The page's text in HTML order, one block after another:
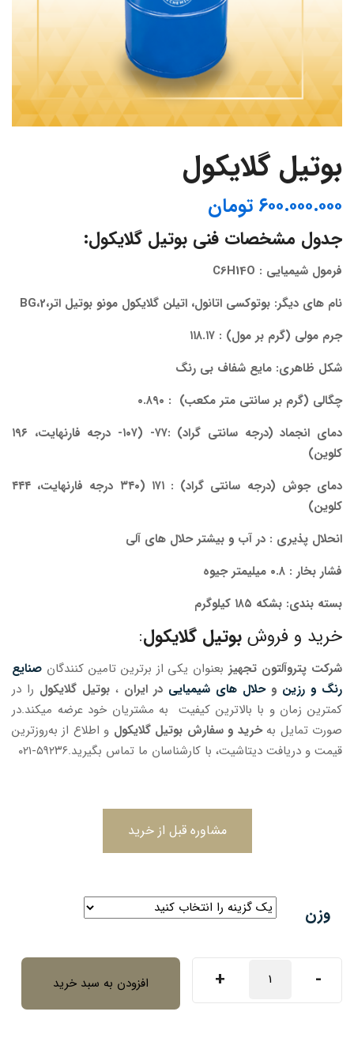
بوتیل گلایکول
۶۰۰.۰۰۰.۰۰۰ تومان
جدول مشخصات فنی بوتیل گلایکول:
فرمول شیمیایی : C6H14O
نام های دیگر: بوتوکسی اتانول، اتیلن گلایکول مونو بوتیل اتر،2،BG
جرم مولی (گرم بر مول) : ۱۱۸.۱۷
شکل ظاهری: مایع شفاف بی رنگ
چگالی (گرم بر سانتی متر مکعب) : ۰.۸۹۰
دمای انجماد (درجه سانتی گراد) :۷۷- (۱۰۷- درجه فارنهایت، ۱۹۶
کلوین)
دمای جوش (درجه سانتی گراد) : ۱۷۱ (۳۴۰ درجه فارنهایت، ۴۴۴
کلوین)
انحلال پذیری : در آب و بیشتر حلال های آلی
فشار بخار : ۰.۸ میلیمتر جیوه
بسته بندی: بشکه ۱۸۵ کیلوگرم
خرید و فروش بوتیل گلایکول:
شرکت پتروآلتون تجهیزبعنوان یکی از برترین تامین کنندگان صنایع
رنگ و رزین وحلال های شیمیایی در ایران ، بوتیل گلایکول را در
کمترین زمان و با بالاترین کیفیت به مشتریان خود عرضه میکند.در
صورت تمایل بهخرید و سفارش بوتیل گلایکول و اطلاع از به‌روزترین
قیمت و دریافت دیتاشیت، با کارشناسان ما تماس بگیرید.۵۹۲۳۶-۰۲۱
مشاوره قبل از خرید
وزن
-
گلایکول
عدد
+ افزودن به سبد خرید